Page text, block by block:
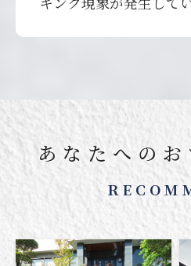
あなたへの